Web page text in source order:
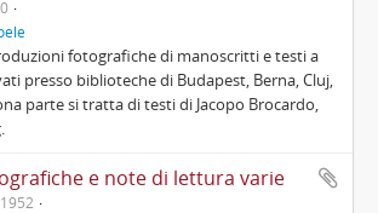
fotografiche di manoscritti e testi a
presso biblioteche di Budapest, Berna, Cluj,
parte si tratta di testi di Jacopo Brocardo,
e note di lettura varie